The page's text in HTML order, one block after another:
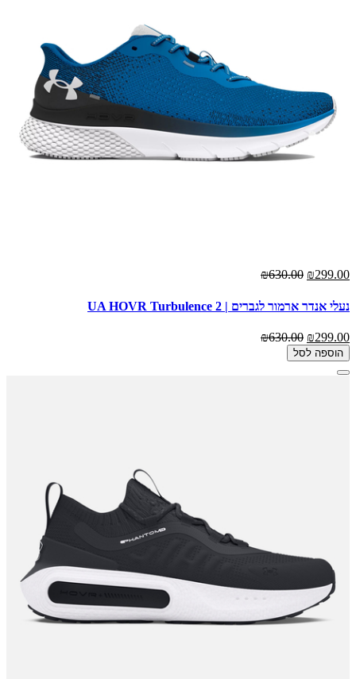
₪299.00
₪630.00
נעלי אנדר ארמור לגברים | UA HOVR Turbulence 2
₪299.00
₪630.00
הוספה לסל